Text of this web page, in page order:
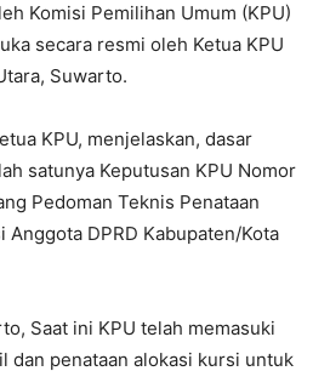
Komisi Pemilihan Umum (KPU)
secara resmi oleh Ketua KPU
Suwarto.
KPU, menjelaskan, dasar
satunya Keputusan KPU Nomor
Pedoman Teknis Penataan
Anggota DPRD Kabupaten/Kota
Saat ini KPU telah memasuki
dan penataan alokasi kursi untuk